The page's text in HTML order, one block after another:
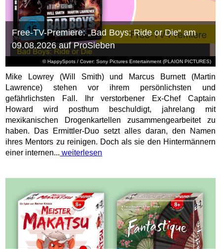
© HappySpots / Cover: Sony Pictures Entertainment (PLAION PICTURES)
Free-TV-Premiere: „Bad Boys: Ride or Die“ am
09.08.2026 auf ProSieben
Mike Lowrey (Will Smith) und Marcus Burnett (Martin
Lawrence) stehen vor ihrem persönlichsten und
gefährlichsten Fall. Ihr verstorbener Ex-Chef Captain
Howard wird posthum beschuldigt, jahrelang mit
mexikanischen Drogenkartellen zusammengearbeitet zu
haben. Das Ermittler-Duo setzt alles daran, den Namen
ihres Mentors zu reinigen. Doch als sie den Hintermännern
einer internen... weiterlesen